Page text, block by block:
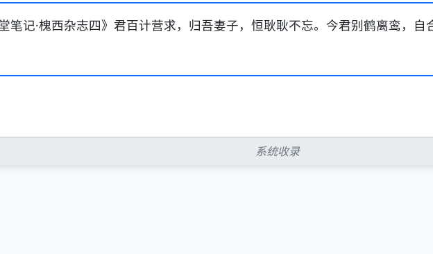
笔记·槐西杂志四》君百计营求，归吾妻子，恒耿耿不忘。今君别鹤离鸾，自
系统收录